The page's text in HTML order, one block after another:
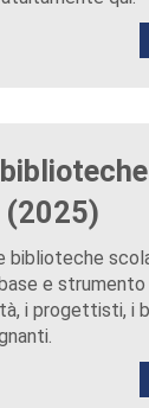
biblioteche
e
i progettisti, i